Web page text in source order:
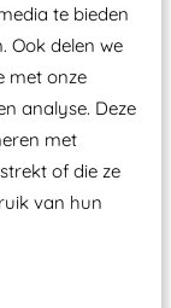
te bieden
Ook delen we
met onze
analyse. Deze
met
of die ze
van hun
speciale
verplicht is
voorzien
en